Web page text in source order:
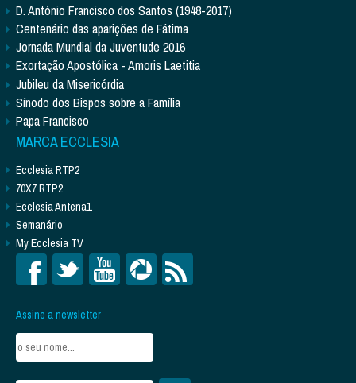
D. António Francisco dos Santos (1948-2017)
Centenário das aparições de Fátima
Jornada Mundial da Juventude 2016
Exortação Apostólica - Amoris Laetitia
Jubileu da Misericórdia
Sínodo dos Bispos sobre a Família
Papa Francisco
MARCA ECCLESIA
Ecclesia RTP2
70X7 RTP2
Ecclesia Antena1
Semanário
My Ecclesia TV
Assine a newsletter